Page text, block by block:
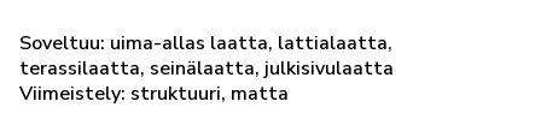
Soveltuu: uima-allas laatta, lattialaatta,
terassilaatta, seinälaatta, julkisivulaatta
Viimeistely: struktuuri, matta